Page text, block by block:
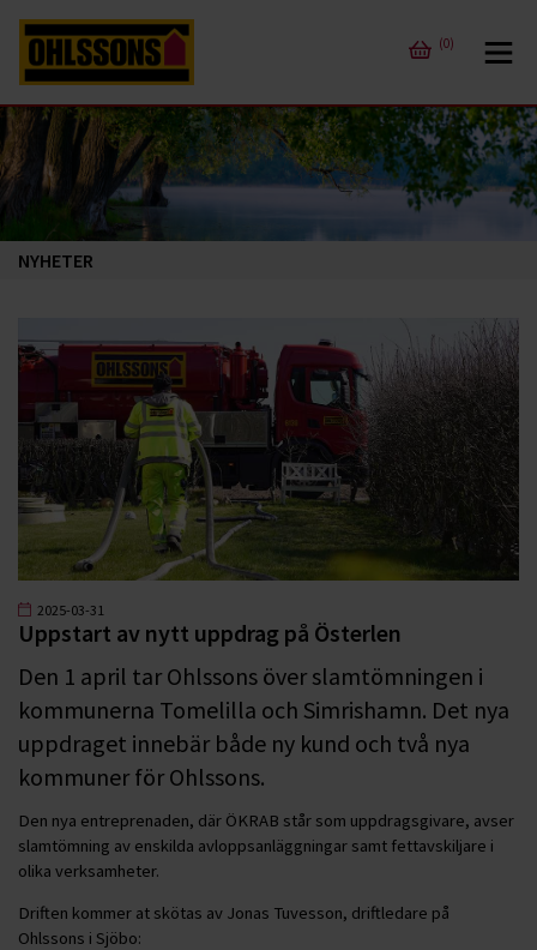
(0)
NYHETER
2025-03-31
Uppstart av nytt uppdrag på Österlen
Den 1 april tar Ohlssons över slamtömningen i
kommunerna Tomelilla och Simrishamn. Det nya
uppdraget innebär både ny kund och två nya
kommuner för Ohlssons.
Den nya entreprenaden, där ÖKRAB står som uppdragsgivare, avser
slamtömning av enskilda avloppsanläggningar samt fettavskiljare i
olika verksamheter.
Driften kommer at skötas av Jonas Tuvesson, driftledare på
Ohlssons i Sjöbo: